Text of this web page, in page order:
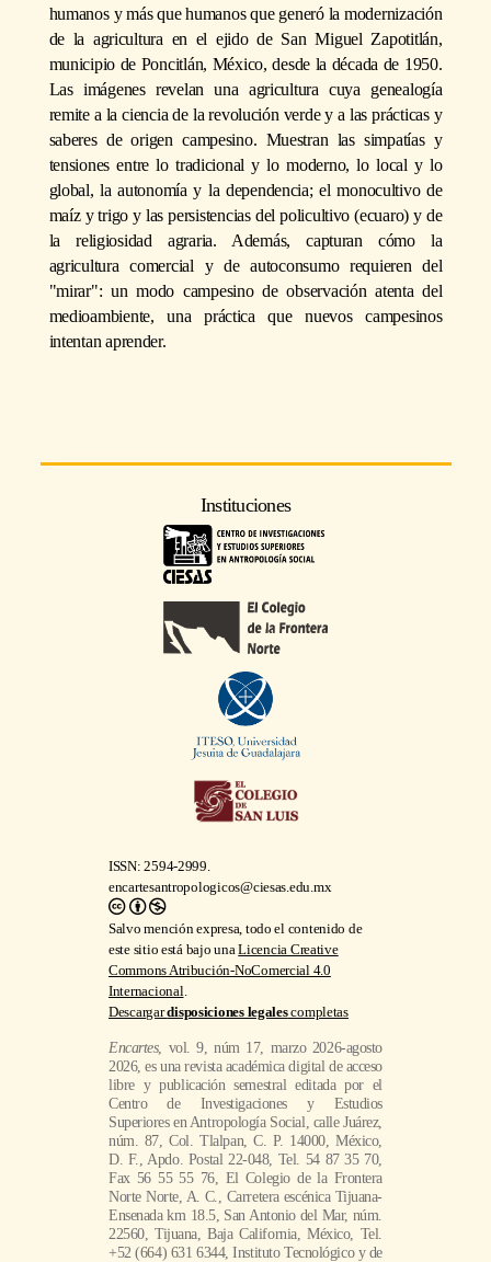
humanos y más que humanos que generó la modernización
de la agricultura en el ejido de San Miguel Zapotitlán,
municipio de Poncitlán, México, desde la década de 1950.
Las imágenes revelan una agricultura cuya genealogía
remite a la ciencia de la revolución verde y a las prácticas y
saberes de origen campesino. Muestran las simpatías y
tensiones entre lo tradicional y lo moderno, lo local y lo
global, la autonomía y la dependencia; el monocultivo de
maíz y trigo y las persistencias del policultivo (ecuaro) y de
la religiosidad agraria. Además, capturan cómo la
agricultura comercial y de autoconsumo requieren del
"mirar": un modo campesino de observación atenta del
medioambiente, una práctica que nuevos campesinos
intentan aprender.
Instituciones
ISSN: 2594-2999.
encartesantropologicos@ciesas.edu.mx
Salvo mención expresa, todo el contenido de
este sitio está bajo unaLicencia Creative
Commons Atribución-NoComercial 4.0
Internacional
Descargardisposiciones legalescompletas
Encartes, vol. 9, núm 17, marzo 2026-agosto
2026, es una revista académica digital de acceso
libre y publicación semestral editada por el
Centro de Investigaciones y Estudios
Superiores en Antropología Social, calle Juárez,
núm. 87, Col. Tlalpan, C. P. 14000, México,
D. F., Apdo. Postal 22-048, Tel. 54 87 35 70,
Fax 56 55 55 76, El Colegio de la Frontera
Norte Norte, A. C., Carretera escénica Tijuana-
Ensenada km 18.5, San Antonio del Mar, núm.
22560, Tijuana, Baja California, México, Tel.
+52 (664) 631 6344, Instituto Tecnológico y de